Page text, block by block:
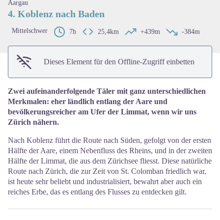
Aargau
4. Koblenz nach Baden
Mittelschwer 7h 25,4km +439m -384m
Dieses Element für den Offline-Zugriff einbetten
Zwei aufeinanderfolgende Täler mit ganz unterschiedlichen
Merkmalen: eher ländlich entlang der Aare und
bevölkerungsreicher am Ufer der Limmat, wenn wir uns
Zürich nähern.
Nach Koblenz führt die Route nach Süden, gefolgt von der ersten
Hälfte der Aare, einem Nebenfluss des Rheins, und in der zweiten
Hälfte der Limmat, die aus dem Zürichsee fliesst. Diese natürliche
Route nach Zürich, die zur Zeit von St. Colomban friedlich war,
ist heute sehr beliebt und industrialisiert, bewahrt aber auch ein
reiches Erbe, das es entlang des Flusses zu entdecken gilt.